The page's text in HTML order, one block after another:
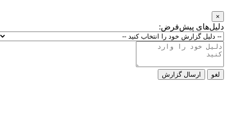
×
دلیل‌های پیش‌فرض:
لغو ارسال گزارش